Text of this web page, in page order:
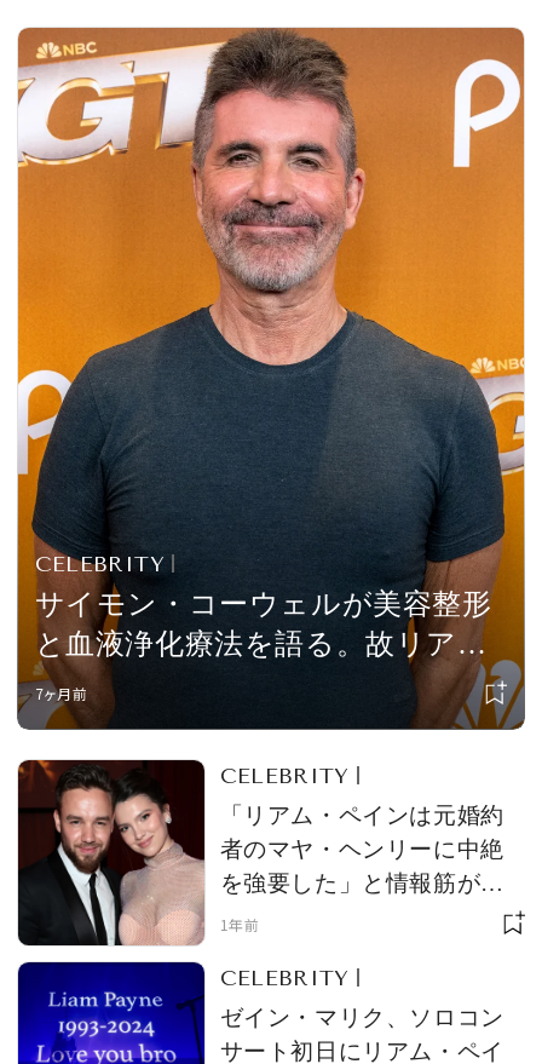
FORTUNE
SDGs
MAGAZINE
Log in or Sign up
SPUR読者のためのメンバーシッププログラム
「The SPUR Club」。 便利な機能と特典を無料で楽し
めます。
ログイン・新規会員登録
FOLLOW US
MAGAZINE
SPUR 2026 JULY
2026年9月号
CELEBRITY
サイモン・コーウェルが美容整形
と血液浄化療法を語る。故リア
ム・ペインへの思いも。
7ヶ月前
CELEBRITY
「リアム・ペインは元婚約
者のマヤ・ヘンリーに中絶
を強要した」と情報筋が告
白。リアムが晩年に抱えて
1年前
CELEBRITY
ゼイン・マリク、ソロコン
サート初日にリアム・ペイ